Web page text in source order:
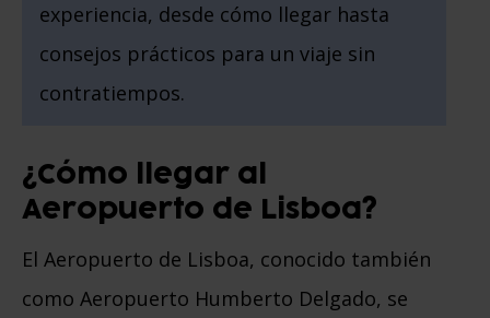
experiencia, desde cómo llegar hasta
consejos prácticos para un viaje sin
contratiempos.
¿Cómo llegar al
Aeropuerto de Lisboa?
El Aeropuerto de Lisboa, conocido también
como Aeropuerto Humberto Delgado, se